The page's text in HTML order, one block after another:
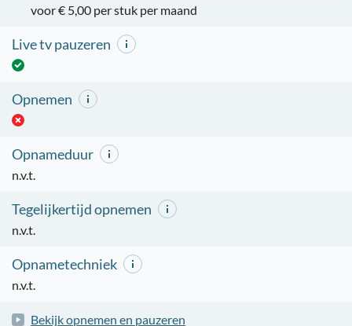
voor € 5,00 per stuk per maand
Live tv pauzeren
Opnemen
Opnameduur
n.v.t.
Tegelijkertijd opnemen
n.v.t.
Opnametechniek
n.v.t.
Bekijk opnemen en pauzeren